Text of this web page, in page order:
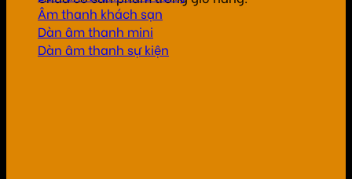
Âm thanh khách sạn
Dàn âm thanh mini
Dàn âm thanh sự kiện